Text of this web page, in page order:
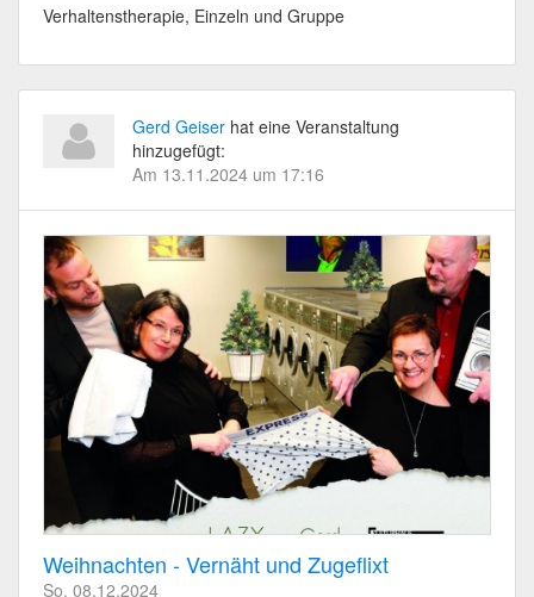
Verhaltenstherapie, Einzeln und Gruppe
Gerd Geiser hat eine Veranstaltung
hinzugefügt:
Am 13.11.2024 um 17:16
Weihnachten - Vernäht und Zugeflixt
So. 08.12.2024